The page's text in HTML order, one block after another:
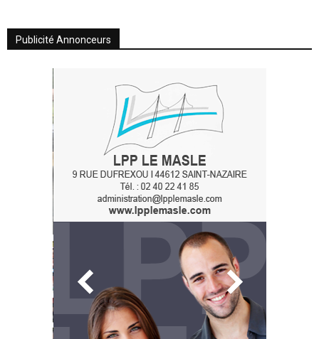
Publicité Annonceurs